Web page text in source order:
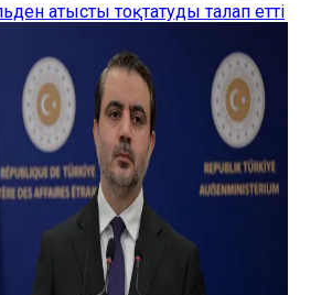
атысты тоқтатуды талап етті